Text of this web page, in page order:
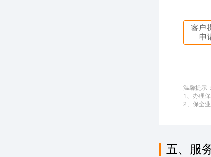
温馨提示：
1、办理
2、保全
五、服